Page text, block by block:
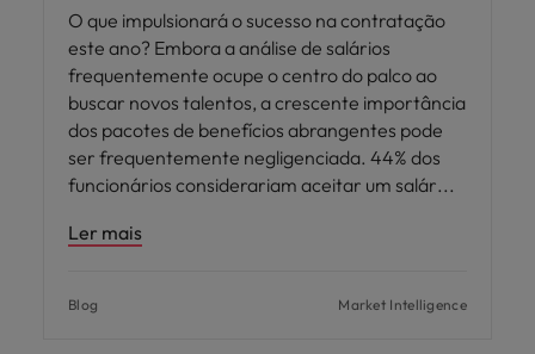
O que impulsionará o sucesso na contratação
este ano? Embora a análise de salários
frequentemente ocupe o centro do palco ao
buscar novos talentos, a crescente importância
dos pacotes de benefícios abrangentes pode
ser frequentemente negligenciada. 44% dos
funcionários considerariam aceitar um salár
Ler mais
Blog Market Intelligence